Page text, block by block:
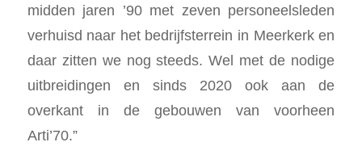
midden jaren ’90 met zeven personeelsleden
verhuisd naar het bedrijfsterrein in Meerkerk en
daar zitten we nog steeds. Wel met de nodige
uitbreidingen en sinds 2020 ook aan de
overkant in de gebouwen van voorheen
Arti’70.”